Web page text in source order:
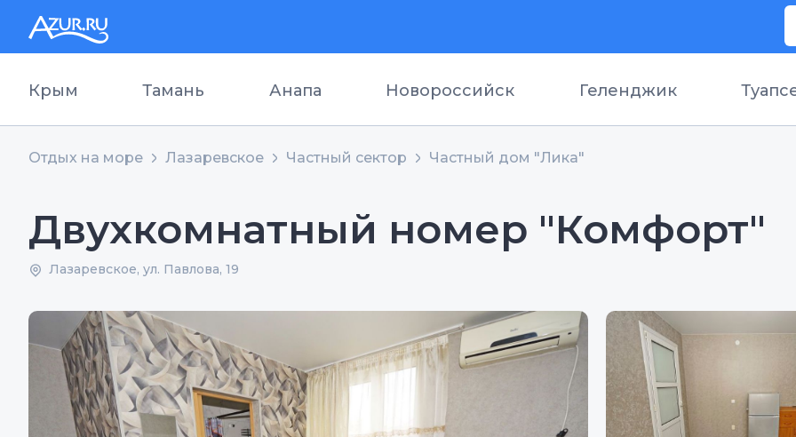
Крым Тамань Анапа Новороссийск Геленджик
Отдых на море Лазаревское Частный сектор Частный дом "Лика"
Двухкомнатный номер "Комфорт"
Лазаревское, ул. Павлова, 19